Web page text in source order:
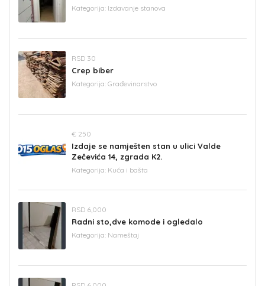
Kategorija: Izdavanje stanova
RSD 30
Crep biber
Kategorija: Građevinarstvo
€ 250
Izdaje se namješten stan u ulici Valde
Zečevića 14, zgrada K2.
Kategorija: Kuća i bašta
RSD 6,000
Radni sto,dve komode i ogledalo
Kategorija: Nameštaj